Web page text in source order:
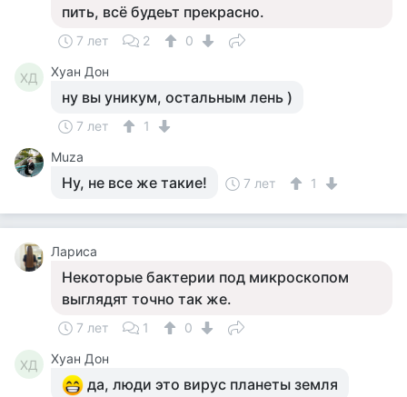
пить, всё будеьт прекрасно.
7 лет 2 0
ХД Хуан Дон
ну вы уникум, остальным лень )
7 лет
1
Muza
Ну, не все же такие! 7 лет 1
Лариса
Некоторые бактерии под микроскопом
выглядят точно так же.
7 лет 1 0
ХД Хуан Дон
да, люди это вирус планеты земля